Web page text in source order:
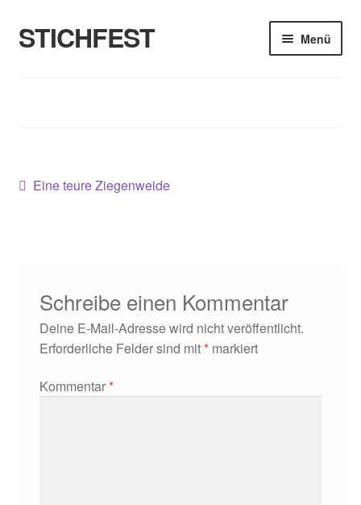
Zur
Navigation
Zum
Inhalt
STICHFEST Menü
Beitragsnavigation
Vorheriger
Eine teure Ziegenweide
Schreibe einen Kommentar
Deine E-Mail-Adresse wird nicht veröffentlicht.
Erforderliche Felder sind mit*markiert
Kommentar*